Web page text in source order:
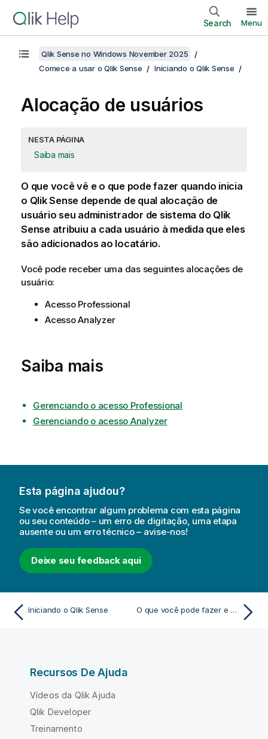
Search Menu
Qlik Sense no Windows November 2025
Comece a usar o Qlik Sense
Iniciando o Qlik Sense
Alocação de usuários
NESTA PÁGINA
Saiba mais
O que você vê e o que pode fazer quando inicia
o Qlik Sense depende de qual alocação de
usuário seu administrador de sistema do Qlik
Senseatribuiu a cada usuário à medida que eles
são adicionados ao locatário.
Você pode receber uma das seguintes alocações de
usuário:
Acesso Professional
Acesso Analyzer
Saiba mais
Gerenciando o acesso Professional
Gerenciando o acesso Analyzer
Esta página ajudou?
Se você encontrar algum problema com esta página
ou seu conteúdo – um erro de digitação, uma etapa
ausente ou um erro técnico – avise-nos!
Deixe seu feedback aqui
Iniciando o Qlik Sense O que você pode fazer e ver em Qlik Sense
Recursos De Ajuda
Vídeos da Qlik Ajuda
Qlik Developer
Treinamento